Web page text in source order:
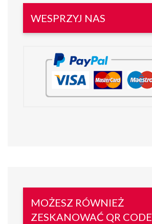
WESPRZYJ NAS
MOŻESZ RÓWNIEŻ
ZESKANOWAĆ QR CODE